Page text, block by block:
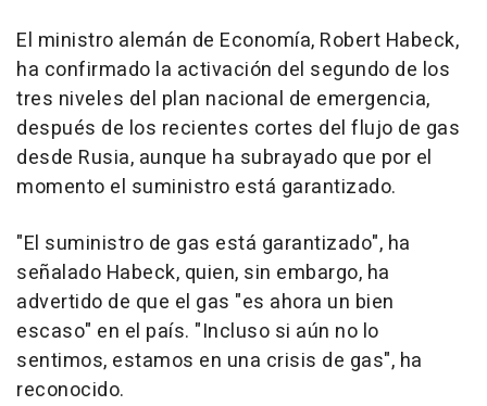
El ministro alemán de Economía, Robert Habeck,
ha confirmado la activación del segundo de los
tres niveles del plan nacional de emergencia,
después de los recientes cortes del flujo de gas
desde Rusia, aunque ha subrayado que por el
momento el suministro está garantizado.
"El suministro de gas está garantizado", ha
señalado Habeck, quien, sin embargo, ha
advertido de que el gas "es ahora un bien
escaso" en el país. "Incluso si aún no lo
sentimos, estamos en una crisis de gas", ha
reconocido.